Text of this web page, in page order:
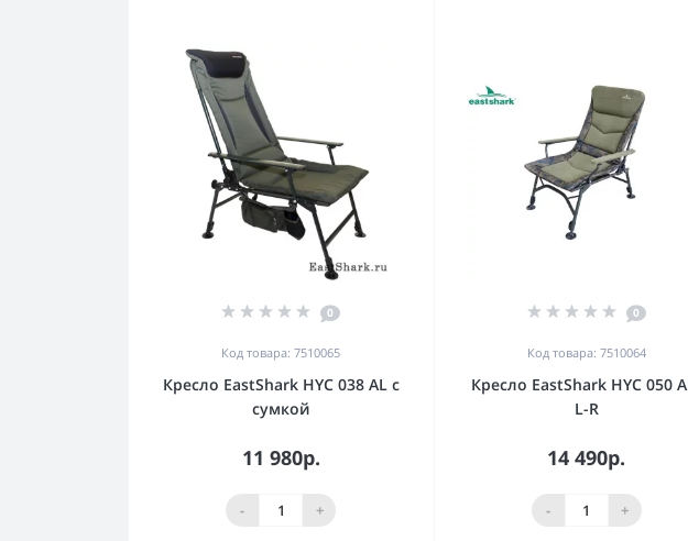
0
Код товара: 7510065
Кресло EastShark HYC 038 AL с
сумкой
11 980р.
- +
0
Код товара: 7510064
Кресло EastShark HYC 050
L-R
14 490р.
- +